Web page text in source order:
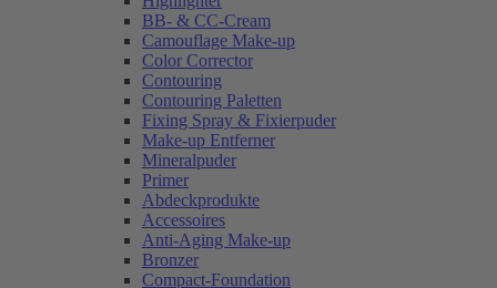
BB- & CC-Cream
Camouflage Make-up
Color Corrector
Contouring
Contouring Paletten
Fixing Spray & Fixierpuder
Make-up Entferner
Mineralpuder
Primer
Abdeckprodukte
Accessoires
Anti-Aging Make-up
Bronzer
Compact-Foundation